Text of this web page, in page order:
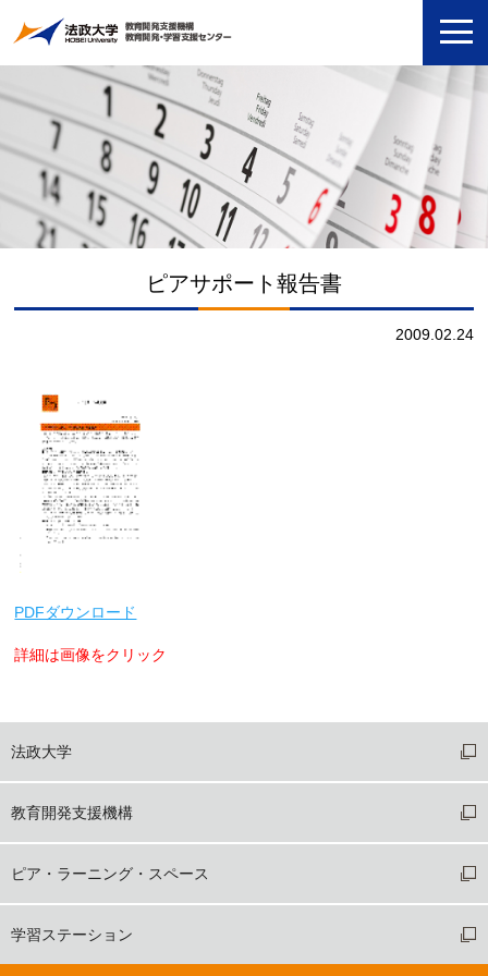
ピアサポート報告書
2009.02.24
PDFダウンロード
詳細は画像をクリック
法政大学
教育開発支援機構
ピア・ラーニング・スペース
学習ステーション